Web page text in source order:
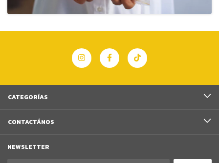
CATEGORÍAS
CONTACTÁNOS
NEWSLETTER